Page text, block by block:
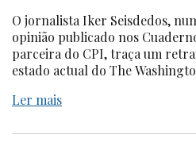
O jornalista Iker Seisdedos,
opinião publicado nos
parceira do CPI, traça um
estado actual do The
Ler mais